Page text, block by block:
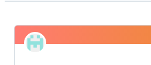
openWB
Pinned